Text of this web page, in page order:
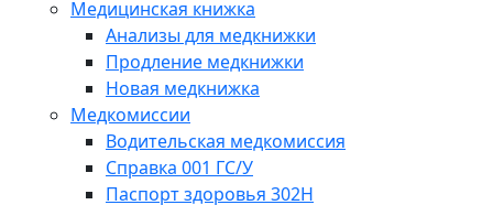
Медицинская книжка
Анализы для медкнижки
Продление медкнижки
Новая медкнижка
Медкомиссии
Водительская медкомиссия
Справка 001 ГС/У
Паспорт здоровья 302Н